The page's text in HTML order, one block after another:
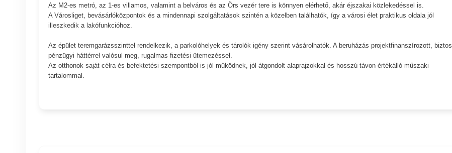
Az M2-es metró, az 1-es villamos, valamint a belváros és az Örs vezér tere is könnyen elérhető, akár éjszakai közlekedéssel is.
A Városliget, bevásárlóközpontok és a mindennapi szolgáltatások szintén a közelben találhatók, így a városi élet praktikus oldala jól
illeszkedik a lakófunkcióhoz.
Az épület teremgarázsszinttel rendelkezik, a parkolóhelyek és tárolók igény szerint vásárolhatók. A beruházás projektfinanszírozott, biztos
pénzügyi háttérrel valósul meg, rugalmas fizetési ütemezéssel.
Az otthonok saját célra és befektetési szempontból is jól működnek, jól átgondolt alaprajzokkal és hosszú távon értékálló műszaki
tartalommal.